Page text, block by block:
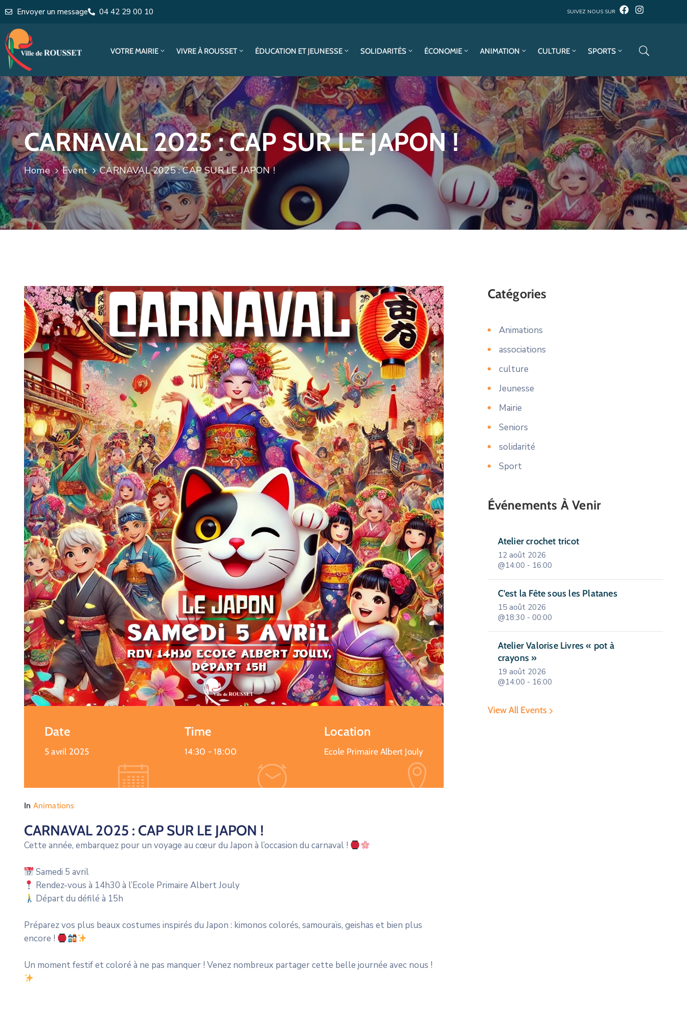
Envoyer un message 04 42 29 00 10 SUIVEZ NOUS SUR
VOTRE MAIRIE VIVRE À ROUSSET ÉDUCATION ET JEUNESSE SOLIDARITÉS ÉCONOMIE ANIMATION CULTURE SPORTS
CARNAVAL 2025 : CAP SUR LE JAPON !
Home Event CARNAVAL 2025 : CAP SUR LE JAPON !
Date
5 avril 2025
Time
14:30 -18:00
Location
Ecole Primaire Albert Jouly
In Animations
CARNAVAL 2025 : CAP SUR LE JAPON !
Cette année, embarquez pour un voyage au cœur du Japon à l’occasion du carnaval !
Samedi 5 avril
Rendez-vous à 14h30 à l’Ecole Primaire Albert Jouly
Départ du défilé à 15h
Préparez vos plus beaux costumes inspirés du Japon : kimonos colorés, samouraïs, geishas et bien plus
encore !
Un moment festif et coloré à ne pas manquer ! Venez nombreux partager cette belle journée avec nous !
Catégories
Animations
associations
culture
Jeunesse
Mairie
Seniors
solidarité
Sport
Événements À Venir
Atelier crochet tricot
12 août 2026
@14:00 - 16:00
C’est la Fête sous les Platanes
15 août 2026
@18:30 - 00:00
Atelier Valorise Livres « pot à
crayons »
19 août 2026
@14:00 - 16:00
View All Events